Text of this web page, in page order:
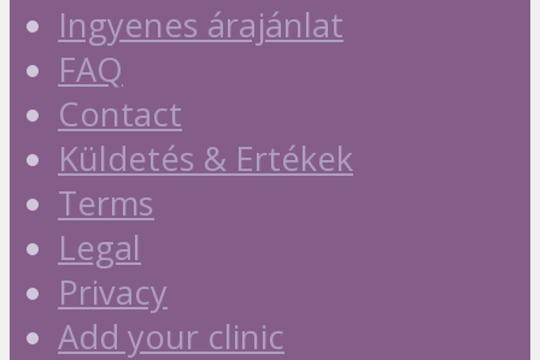
Ingyenes árajánlat
FAQ
Contact
Küldetés & Ertékek
Terms
Legal
Privacy
Add your clinic